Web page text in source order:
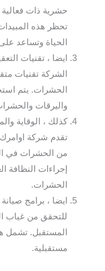
حشرية ذات فعالية
تحظر هذه
الحياة وتساعد
ايضا ، تقنيات
الشركة تقنيات
الحشرات. يتم
واليرقات
كذلك ، الوقاية
تقدم شركة اوامرك
من الحشرات في
إجراءات النظافة
الحشرات.
ايضا ، برامج
للتحقق من غياب
المستقبل. تشمل
مستقبلية.